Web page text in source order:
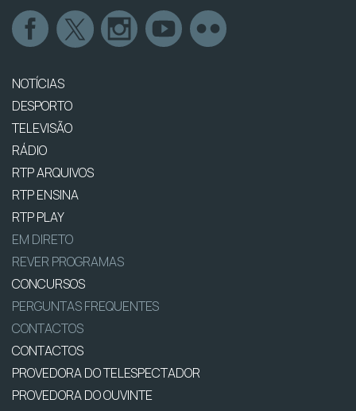
NOTÍCIAS
DESPORTO
TELEVISÃO
RÁDIO
RTP ARQUIVOS
RTP ENSINA
RTP PLAY
EM DIRETO
REVER PROGRAMAS
CONCURSOS
PERGUNTAS FREQUENTES
CONTACTOS
CONTACTOS
PROVEDORA DO TELESPECTADOR
PROVEDORA DO OUVINTE